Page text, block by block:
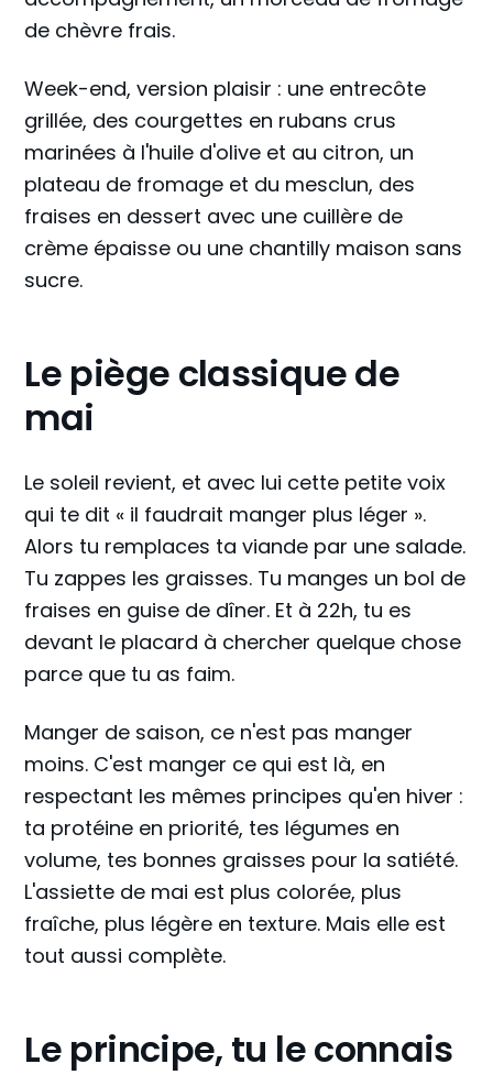
de chèvre frais.
Week-end, version plaisir : une entrecôte
grillée, des courgettes en rubans crus
marinées à l'huile d'olive et au citron, un
plateau de fromage et du mesclun, des
fraises en dessert avec une cuillère de
crème épaisse ou une chantilly maison sans
sucre.
Le piège classique de
mai
Le soleil revient, et avec lui cette petite voix
qui te dit « il faudrait manger plus léger ».
Alors tu remplaces ta viande par une salade.
Tu zappes les graisses. Tu manges un bol de
fraises en guise de dîner. Et à 22h, tu es
devant le placard à chercher quelque chose
parce que tu as faim.
Manger de saison, ce n'est pas manger
moins. C'est manger ce qui est là, en
respectant les mêmes principes qu'en hiver :
ta protéine en priorité, tes légumes en
volume, tes bonnes graisses pour la satiété.
L'assiette de mai est plus colorée, plus
fraîche, plus légère en texture. Mais elle est
tout aussi complète.
Le principe, tu le connais